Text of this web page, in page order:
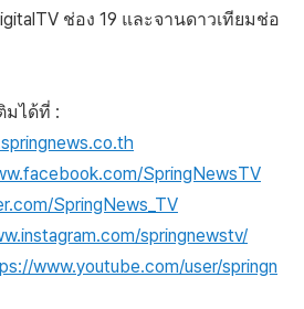
ช่อง 19 และจานดาวเทียมช่อ
มได้ที่ :
SpringNewsTV
SpringNews_TV
springnewstv/
www.youtube.com/user/springn